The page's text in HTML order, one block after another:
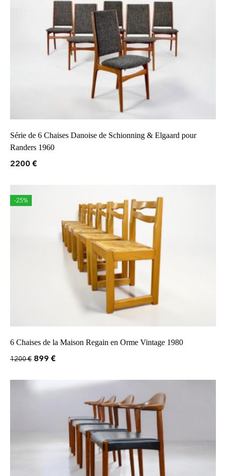
Série de 6 Chaises Danoise de Schionning & Elgaard pour
Randers 1960
2200 €
-25%
6 Chaises de la Maison Regain en Orme Vintage 1980
1200€ 899 €